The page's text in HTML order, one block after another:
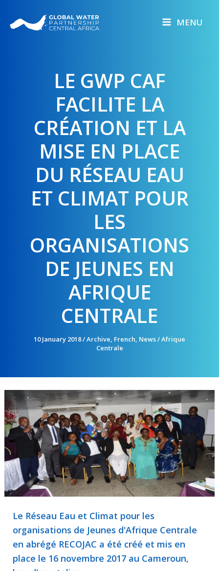
MENU
LE GWP CAF
FACILITE LA
CRÉATION ET LA
MISE EN PLACE
DU RÉSEAU EAU
ET CLIMAT POUR
LES
ORGANISATIONS
DE JEUNES EN
AFRIQUE
CENTRALE
10 January 2018/Archive, French, News/Afrique
Centrale
Le Réseau Eau et Climat pour les
organisations de Jeunes d'Afrique Centrale
en abrégé RECOJAC a été créé et mis en
place le 16 novembre 2017 au Cameroun,